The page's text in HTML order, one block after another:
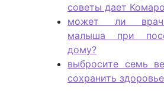
советы дает
может ли врач
малыша при
дому?
выбросите семь
сохранить